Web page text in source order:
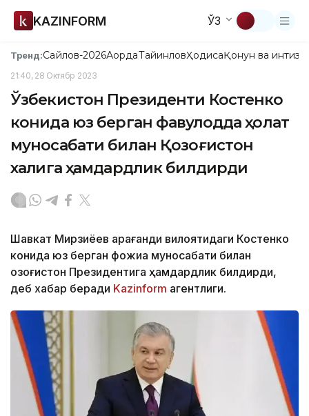
KAZINFORM ЎЗ
Тренд:Сайлов-2026АқордаТайинловҲодисаҚонун ва
21:40, 28 Октябр 2023
Ўзбекистон Президенти Костенко
конида юз берган фавқулодда ҳолат
муносабати билан Қозоғистон
халқига ҳамдардлик билдирди
Шавкат Мирзиёев Қарағанди вилоятидаги Костенко
конида юз берган фожиа муносабати билан
Қозоғистон Президентига ҳамдардлик билдирди,
деб хабар беради Kazinform агентлиги.